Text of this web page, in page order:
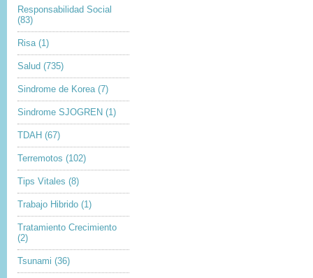
Responsabilidad Social
(83)
Risa (1)
Salud (735)
Sindrome de Korea (7)
Sindrome SJOGREN (1)
TDAH (67)
Terremotos (102)
Tips Vitales (8)
Trabajo Hibrido (1)
Tratamiento Crecimiento
(2)
Tsunami (36)